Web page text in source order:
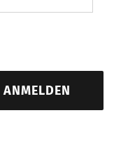
ANMELDEN